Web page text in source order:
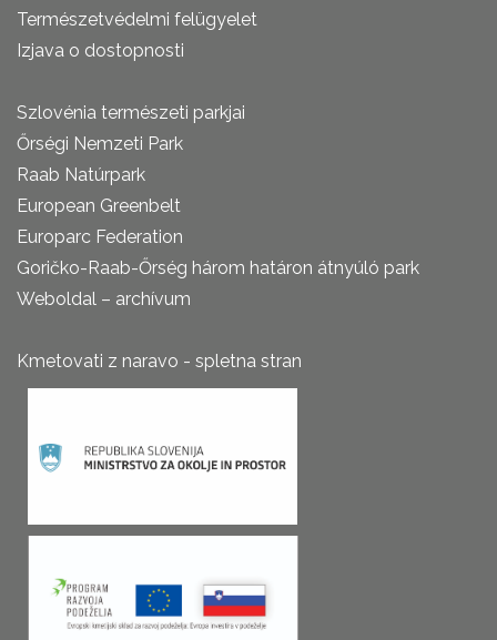
Természetvédelmi felügyelet
Izjava o dostopnosti
Szlovénia természeti parkjai
Őrségi Nemzeti Park
Raab Natúrpark
European Greenbelt
Europarc Federation
Goričko-Raab-Őrség három határon átnyúló park
Weboldal – archívum
Kmetovati z naravo - spletna stran